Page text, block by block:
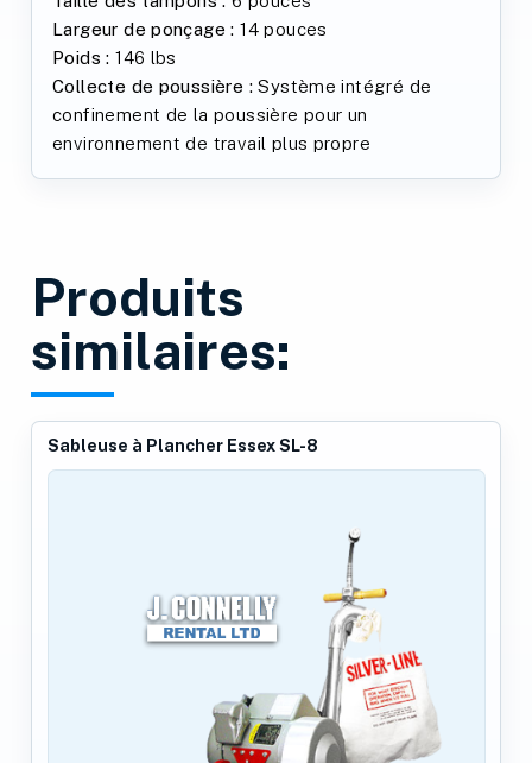
Largeur de ponçage : 14 pouces
Poids : 146 lbs
Collecte de poussière :Système intégré de
confinement de la poussière pour un
environnement de travail plus propre
Produits
similaires:
Sableuse à Plancher Essex SL-8